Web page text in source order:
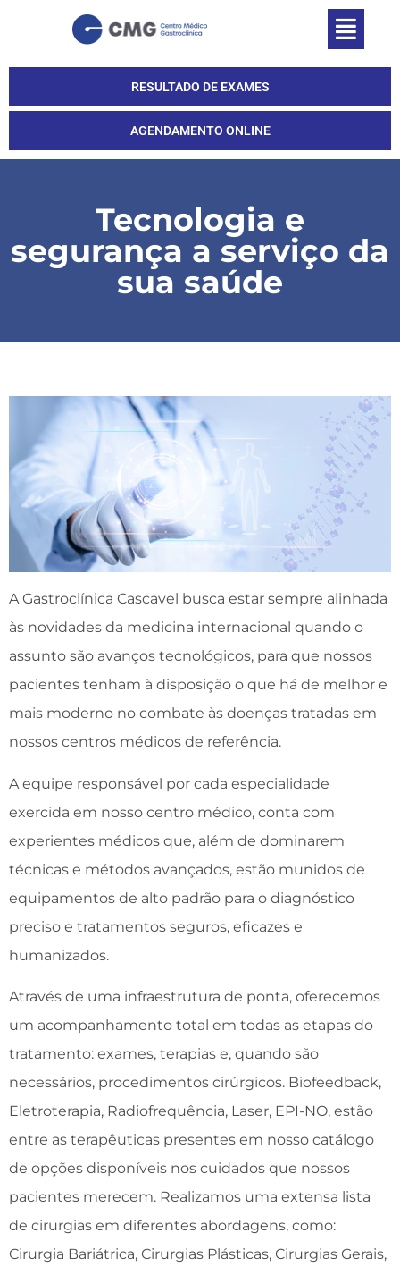
RESULTADO DE EXAMES
AGENDAMENTO ONLINE
Tecnologia e
segurança a serviço da
sua saúde
A Gastroclínica Cascavel busca estar sempre alinhada
às novidades da medicina internacional quando o
assunto são avanços tecnológicos, para que nossos
pacientes tenham à disposição o que há de melhor e
mais moderno no combate às doenças tratadas em
nossos centros médicos de referência.
A equipe responsável por cada especialidade
exercida em nosso centro médico, conta com
experientes médicos que, além de dominarem
técnicas e métodos avançados, estão munidos de
equipamentos de alto padrão para o diagnóstico
preciso e tratamentos seguros, eficazes e
humanizados.
Através de uma infraestrutura de ponta, oferecemos
um acompanhamento total em todas as etapas do
tratamento: exames, terapias e, quando são
necessários, procedimentos cirúrgicos. Biofeedback,
Eletroterapia, Radiofrequência, Laser, EPI-NO, estão
entre as terapêuticas presentes em nosso catálogo
de opções disponíveis nos cuidados que nossos
pacientes merecem. Realizamos uma extensa lista
de cirurgias em diferentes abordagens, como:
Cirurgia Bariátrica, Cirurgias Plásticas, Cirurgias Gerais,